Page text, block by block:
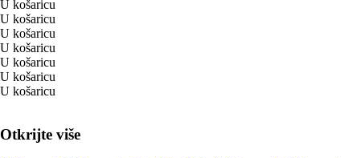
U košaricu
U košaricu
U košaricu
U košaricu
U košaricu
U košaricu
U košaricu
Otkrijte više